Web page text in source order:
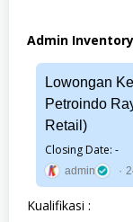
Admin Inventory
Lowongan
Petroindo
Retail)
Closing Date: -
admin
Kualifikasi :